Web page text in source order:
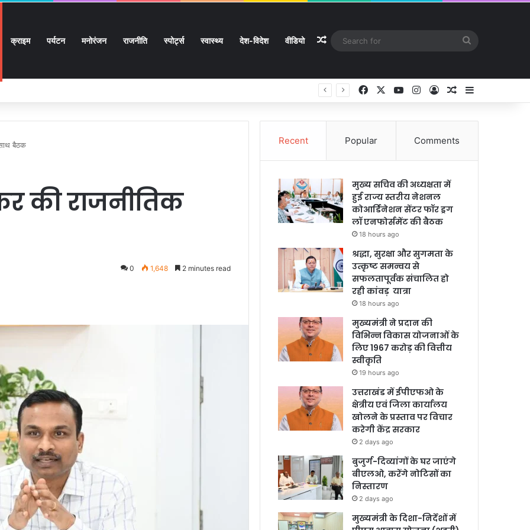
क्राइम पर्यटन मनोरंजन राजनीति स्पोर्ट्स स्वास्थ्य देश-विदेश वीडियो Random Article
Facebook YouTubeInstagram
Log InRandom Article
बैठक
की राजनीतिक
0 1,648 2 minutes read
Recent Popular Comments
मुख्य सचिव की अध्यक्षता में
हुई राज्य स्तरीय नेशनल
कोआर्डिनेशन सेंटर फॉर ड्रग
लॉ एनफोर्समेंट की बैठक
18 hours ago
श्रद्धा, सुरक्षा और सुगमता के
उत्कृष्ट समन्वय से
सफलतापूर्वक संचालित हो
रही कांवड़ यात्रा
18 hours ago
मुख्यमंत्री ने प्रदान की
विभिन्न विकास योजनाओं के
लिए 1967 करोड़ की वित्तीय
स्वीकृति
19 hours ago
उत्तराखंड में ईपीएफओ के
क्षेत्रीय एवं जिला कार्यालय
खोलने के प्रस्ताव पर विचार
करेगी केंद्र सरकार
2 days ago
बुजुर्ग-दिव्यांगों के घर जाएंगे
बीएलओ, करेंगे नोटिसों का
निस्तारण
2 days ago
मुख्यमंत्री के दिशा-निर्देशों में